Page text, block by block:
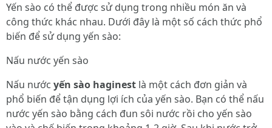
Yến sào có thể được sử dụng trong nhiều món ăn và
công thức khác nhau. Dưới đây là một số cách thức phổ
biến để sử dụng yến sào:
Nấu nước yến sào
Nấu nước yến sào haginest là một cách đơn giản và
phổ biến để tận dụng lợi ích của yến sào. Bạn có thể nấu
nước yến sào bằng cách đun sôi nước rồi cho yến sào